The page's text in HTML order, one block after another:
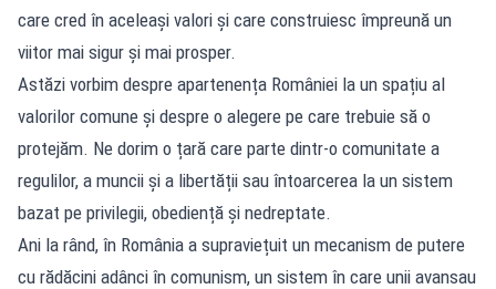
care cred în aceleași valori și care construiesc împreună un
viitor mai sigur și mai prosper.
Astăzi vorbim despre apartenența României la un spațiu al
valorilor comune și despre o alegere pe care trebuie să o
protejăm. Ne dorim o țară care parte dintr-o comunitate a
regulilor, a muncii și a libertății sau întoarcerea la un sistem
bazat pe privilegii, obediență și nedreptate.
Ani la rând, în România a supraviețuit un mecanism de putere
cu rădăcini adânci în comunism, un sistem în care unii avansau